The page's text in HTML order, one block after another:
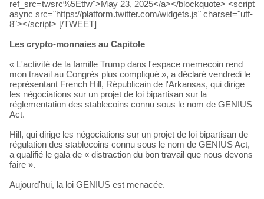
ref_src=twsrc%5Etfw">May 23, 2025</a></blockquote> <script
async src="https://platform.twitter.com/widgets.js" charset="utf-
8"></script> [/TWEET]
Les crypto-monnaies au Capitole
« L'activité de la famille Trump dans l'espace memecoin rend
mon travail au Congrès plus compliqué », a déclaré vendredi le
représentant French Hill, Républicain de l'Arkansas, qui dirige
les négociations sur un projet de loi bipartisan sur la
réglementation des stablecoins connu sous le nom de GENIUS
Act.
Hill, qui dirige les négociations sur un projet de loi bipartisan de
régulation des stablecoins connu sous le nom de GENIUS Act,
a qualifié le gala de « distraction du bon travail que nous devons
faire ».
Aujourd'hui, la loi GENIUS est menacée.